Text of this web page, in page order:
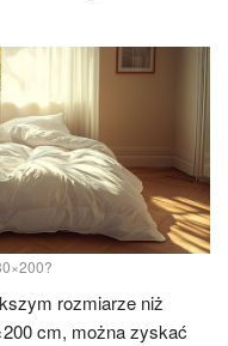
rozmiarze niż
cm, można zyskać